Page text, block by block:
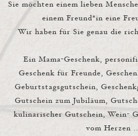
Sie möchten einem lieben
einem Freund*in eine
Wir haben für Sie genau die
Ein Mama-Geschenk,
Geschenk für Freunde,
Geburtstagsgutschein,
Gutschein zum Jubiläum,
kulinarischer Gutschein, Wein-
vom Herzen